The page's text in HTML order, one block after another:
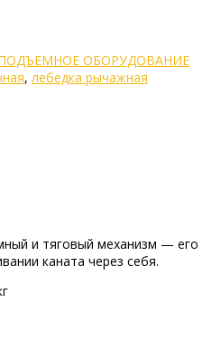
ОБОРУДОВАНИЕ
, лебедка рычажная
и тяговый механизм — его
каната через себя.